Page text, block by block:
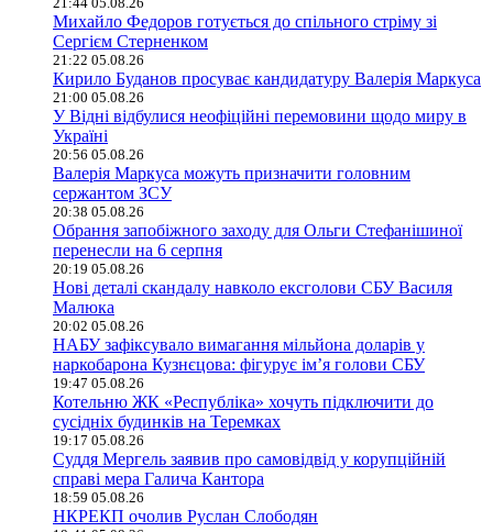
Михайло Федоров готується до спільного стріму зі
Сергієм Стерненком
21:22 05.08.26
Кирило Буданов просуває кандидатуру Валерія Маркуса
21:00 05.08.26
У Відні відбулися неофіційні перемовини щодо миру в
Україні
20:56 05.08.26
Валерія Маркуса можуть призначити головним
сержантом ЗСУ
20:38 05.08.26
Обрання запобіжного заходу для Ольги Стефанішиної
перенесли на 6 серпня
20:19 05.08.26
Нові деталі скандалу навколо ексголови СБУ Василя
Малюка
20:02 05.08.26
НАБУ зафіксувало вимагання мільйона доларів у
наркобарона Кузнєцова: фігурує ім’я голови СБУ
19:47 05.08.26
Котельню ЖК «Республіка» хочуть підключити до
сусідніх будинків на Теремках
19:17 05.08.26
Суддя Мергель заявив про самовідвід у корупційній
справі мера Галича Кантора
18:59 05.08.26
НКРЕКП очолив Руслан Слободян